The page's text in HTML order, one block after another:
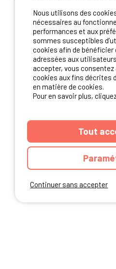
NOS
Continuer sans accepter
Nous utilisons des
nécessaires au
performances et aux
sommes susceptibles
cookies afin de
adressées aux
accepter, vous
cookies aux fins décrites
en matière de cookies.
Pour en savoir plus,
Tout